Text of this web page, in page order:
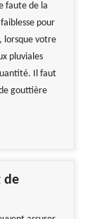
faute de la
pour
lorsque votre
pluviales
Il faut
gouttière
de